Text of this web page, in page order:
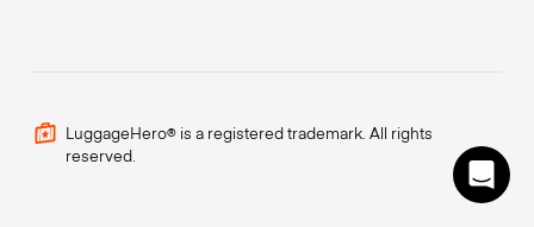
LuggageHero® is a registered trademark. All rights
reserved.